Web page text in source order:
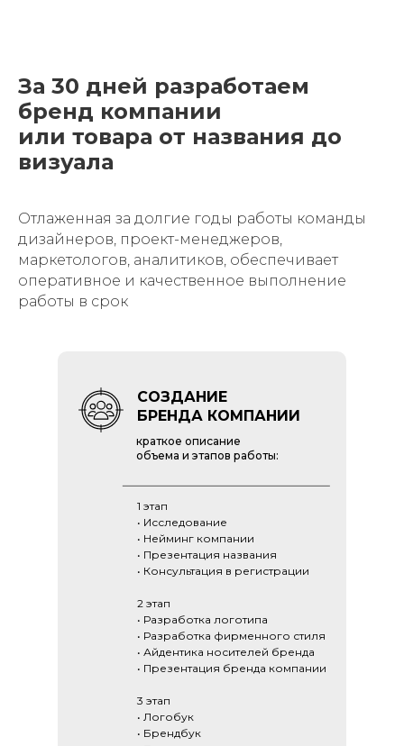
За 30 дней разработаем
бренд компании
визуала
Отлаженная за долгие годы работы команды
дизайнеров, проект-менеджеров,
маркетологов, аналитиков, обеспечивает
СОЗДАНИЕ
1 этап
• Исследование
• Презентация названия
• Консультация в регистрации
2 этап
• Разработка логотипа
• Айдентика носителей бренда
• Презентация бренда компании
объема и этапов работы: